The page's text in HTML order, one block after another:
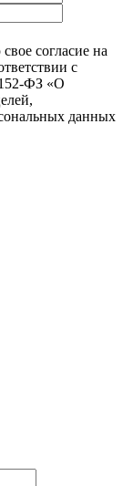
согласие на
с
ФЗ «О
данных